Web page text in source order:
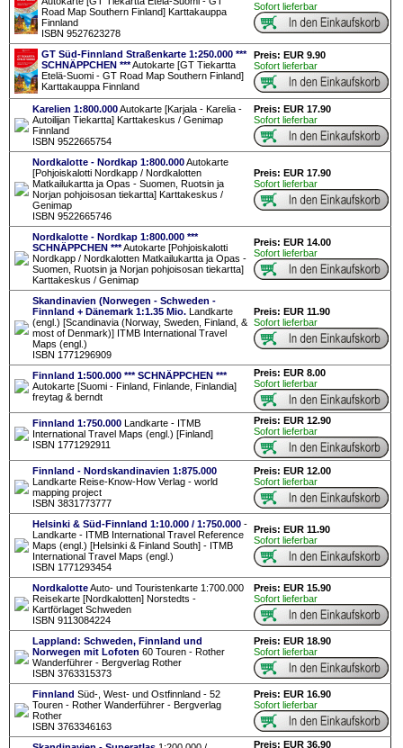
Road Map Southern Finland] Karttakauppa
Finnland
ISBN 9527623278
Sofort lieferbar
GT Süd-Finnland Straßenkarte 1:250.000 ***
SCHNÄPPCHEN ***Autokarte [GT Tiekartta
Etelä-Suomi - GT Road Map Southern Finland]
Karttakauppa Finnland
Preis: EUR 9.90
Sofort lieferbar
Karelien 1:800.000Autokarte [Karjala - Karelia -
Autoilijan Tiekartta] Karttakeskus / Genimap
Finnland
ISBN 9522665754
Preis: EUR 17.90
Sofort lieferbar
Nordkalotte - Nordkap 1:800.000Autokarte
[Pohjoiskalotti Nordkapp / Nordkalotten
Matkailukartta ja Opas - Suomen, Ruotsin ja
Norjan pohjoisosan tiekartta] Karttakeskus /
Genimap
ISBN 9522665746
Preis: EUR 17.90
Sofort lieferbar
Nordkalotte - Nordkap 1:800.000 ***
SCHNÄPPCHEN ***Autokarte [Pohjoiskalotti
Nordkapp / Nordkalotten Matkailukartta ja Opas -
Suomen, Ruotsin ja Norjan pohjoisosan tiekartta]
Karttakeskus / Genimap
Preis: EUR 14.00
Sofort lieferbar
Skandinavien (Norwegen - Schweden -
Finnland + Dänemark 1:1.35 Mio. Landkarte
(engl.) [Scandinavia (Norway, Sweden, Finland, &
most of Denmark)] ITMB International Travel
Maps (engl.)
ISBN 1771296909
Preis: EUR 11.90
Sofort lieferbar
Finnland 1:500.000 *** SCHNÄPPCHEN ***
Autokarte [Suomi - Finland, Finlande, Finlandia]
freytag & berndt
Preis: EUR 8.00
Sofort lieferbar
Finnland 1:750.000 Landkarte - ITMB
International Travel Maps (engl.) [Finland]
ISBN 1771292911
Preis: EUR 12.90
Sofort lieferbar
Finnland - Nordskandinavien 1:875.000
Landkarte Reise-Know-How Verlag - world
mapping project
ISBN 3831773777
Preis: EUR 12.00
Sofort lieferbar
Helsinki & Süd-Finnland 1:10.000 / 1:750.000 -
Landkarte - ITMB International Travel Reference
Maps (engl.) [Helsinki & Finland South] - ITMB
International Travel Maps (engl.)
ISBN 1771293454
Preis: EUR 11.90
Sofort lieferbar
NordkalotteAuto- und Touristenkarte 1:700.000
Reisekarte [Nordkalotten] Norstedts -
Kartförlaget Schweden
ISBN 9113084224
Preis: EUR 15.90
Sofort lieferbar
Lappland: Schweden, Finnland und
Norwegen mit Lofoten 60 Touren - Rother
Wanderführer - Bergverlag Rother
ISBN 3763315373
Preis: EUR 18.90
Sofort lieferbar
Finnland Süd-, West- und Ostfinnland - 52
Touren - Rother Wanderführer - Bergverlag
Rother
ISBN 3763346163
Preis: EUR 16.90
Sofort lieferbar
Preis: EUR 36.90